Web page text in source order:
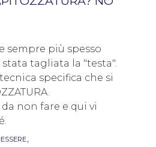
sempre più spesso
tagliata la "testa".
specifica che si
non fare e qui vi
,